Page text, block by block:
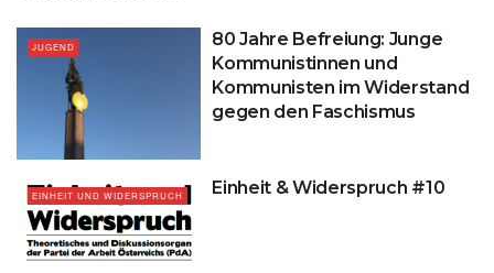
JUGEND
80 Jahre Befreiung: Junge
Kommunistinnen und
Kommunisten im Widerstand
gegen den Faschismus
EINHEIT UND WIDERSPRUCH Einheit & Widerspruch #10